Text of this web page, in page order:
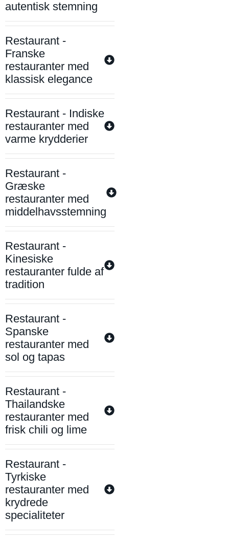
autentisk stemning
Restaurant -
Franske
restauranter med
klassisk elegance
Restaurant - Indiske
restauranter med
varme krydderier
Restaurant -
Græske
restauranter med
middelhavsstemning
Restaurant -
Kinesiske
restauranter fulde af
tradition
Restaurant -
Spanske
restauranter med
sol og tapas
Restaurant -
Thailandske
restauranter med
frisk chili og lime
Restaurant -
Tyrkiske
restauranter med
krydrede
specialiteter